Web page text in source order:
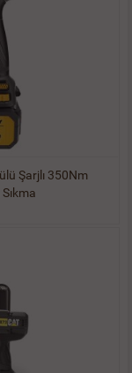
Şarjlı 350Nm